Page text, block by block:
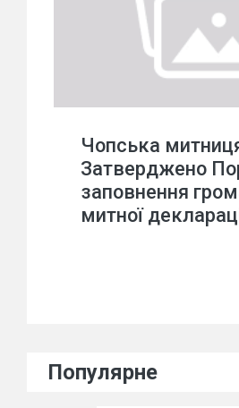
Чопська
Затверджено
заповнення
митної
Популярне